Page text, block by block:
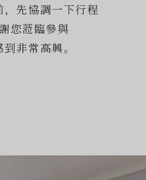
，先協調一下行程
您蒞臨參與
非常高興。